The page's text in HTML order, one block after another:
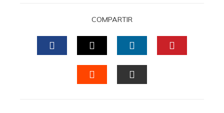
COMPARTIR
FACEBOOKTWITTERLINKEDIN